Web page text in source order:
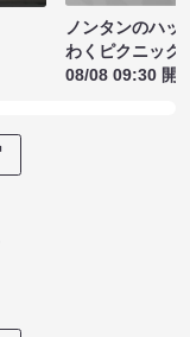
ノンタンのハッ
わくピクニック
08/08 09:30 開